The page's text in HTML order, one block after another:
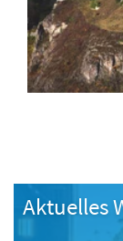
Aktuelles